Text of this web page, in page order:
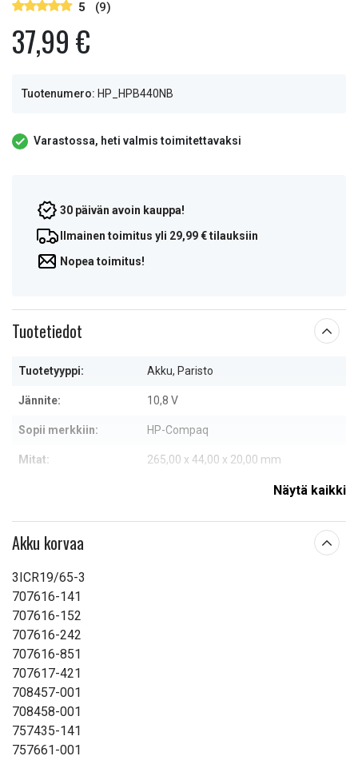
5 (9)
37,99 €
Tuotenumero: HP_HPB440NB
Varastossa, heti valmis toimitettavaksi
30 päivän avoin kauppa!
Ilmainen toimitus yli 29,99 € tilauksiin
Nopea toimitus!
Tuotetiedot
Tuotetyyppi: Akku, Paristo
Jännite: 10,8 V
Sopii merkkiin: HP-Compaq
Mitat: 265,00 x 44,00 x 20,00 mm
Näytä kaikki
Akku korvaa
3ICR19/65-3
707616-141
707616-152
707616-242
707616-851
707617-421
708457-001
708458-001
757435-141
757661-001